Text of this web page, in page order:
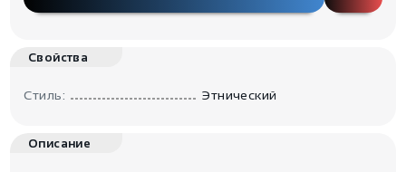
Свойства
Стиль: Этнический
Описание